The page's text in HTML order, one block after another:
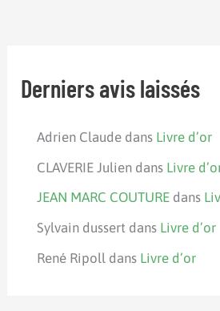
Derniers avis laissés
Adrien Claude dans Livre d’or
CLAVERIE Julien dans Livre
JEAN MARC COUTURE dans
Sylvain dussert dans Livre d’or
René Ripoll dans Livre d’or